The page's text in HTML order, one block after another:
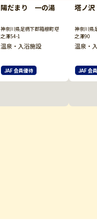
陽だまり 一の湯
神奈川県足柄下郡箱根町塔
之澤54-1
温泉・入浴施設
JAF 会員優待
塔ノ
神奈川県
之澤90
温泉・
JAF 会